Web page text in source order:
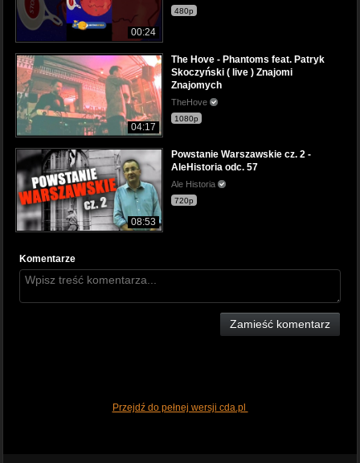
00:24
480p
04:17
The Hove - Phantoms feat. Patryk
Skoczyński ( live ) Znajomi
Znajomych
TheHove
1080p
08:53
Powstanie Warszawskie cz. 2 -
AleHistoria odc. 57
Ale Historia
720p
Komentarze
Zamieść komentarz
Przejdź do pełnej wersji cda.pl